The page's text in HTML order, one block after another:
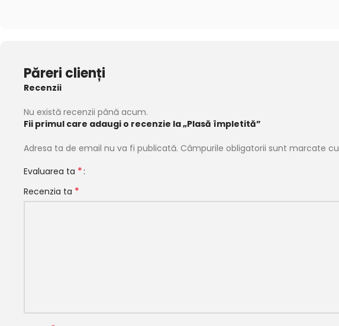
Păreri clienți
Recenzii
Nu există recenzii până acum.
Fii primul care adaugi o recenzie la „Plasă împletită”
Adresa ta de email nu va fi publicată. Câmpurile obligatorii sunt marcate cu
Evaluarea ta *
Recenzia ta *